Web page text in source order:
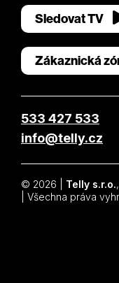
Sledovat TV
Zákaznická
533 427 533
info@telly.cz
© 2026 | Telly s.r.o.
| Všechna práva